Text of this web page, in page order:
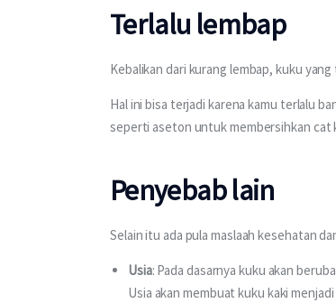
Terlalu lembap
Kebalikan dari kurang lembap, kuku
Hal ini bisa terjadi karena kamu terlalu
seperti aseton untuk membersihkan cat
Penyebab lain
Selain itu ada pula maslaah kesehatan
Usia: Pada dasarnya kuku akan
Usia akan membuat kuku kaki